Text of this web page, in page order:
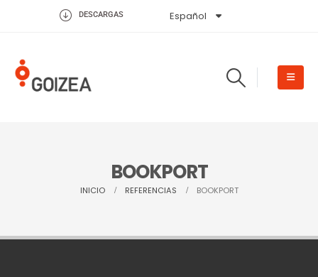
DESCARGAS Español
English
BOOKPORT
INICIO REFERENCIAS BOOKPORT